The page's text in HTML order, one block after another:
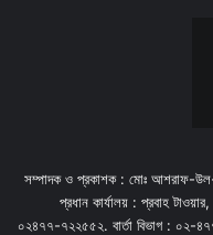
সম্পাদক ও প্রকাশক : মোঃ আশরাফ-উল-
প্রধান কার্যালয় : প্রবাহ
০২৪৭৭-৭২২৫৫২. বার্তা বিভাগ :